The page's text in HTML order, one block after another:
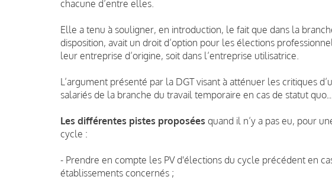
chacune d’entre elles.
Elle a tenu à souligner, en introduction, le fait que dans la
disposition, avait un droit d’option pour les élections
leur entreprise d’origine, soit dans l’entreprise utilisatrice.
L’argument présenté par la DGT visant à atténuer les critiques
salariés de la branche du travail temporaire en cas de statut quo…
Les différentes pistes proposées quand il n’y a pas eu, pour
cycle :
- Prendre en compte les PV d'élections du cycle précédent en
établissements concernés ;